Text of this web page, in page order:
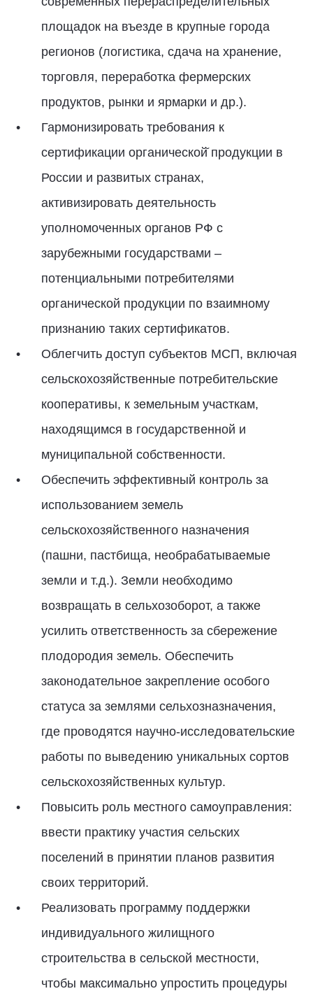
площадок на въезде в крупные города
регионов (логистика, сдача на хранение,
торговля, переработка фермерских
продуктов, рынки и ярмарки и др.).
Гармонизировать требования к
сертификации органической̆ продукции в
России и развитых странах,
активизировать деятельность
уполномоченных органов РФ с
зарубежными государствами –
потенциальными потребителями
органической продукции по взаимному
признанию таких сертификатов.
Облегчить доступ субъектов МСП, включая
сельскохозяйственные потребительские
кооперативы, к земельным участкам,
находящимся в государственной и
муниципальной собственности.
Обеспечить эффективный контроль за
использованием земель
сельскохозяйственного назначения
(пашни, пастбища, необрабатываемые
земли и т.д.). Земли необходимо
возвращать в сельхозоборот, а также
усилить ответственность за сбережение
плодородия земель. Обеспечить
законодательное закрепление особого
статуса за землями сельхозназначения,
где проводятся научно-исследовательские
работы по выведению уникальных сортов
сельскохозяйственных культур.
Повысить роль местного самоуправления:
ввести практику участия сельских
поселений в принятии планов развития
своих территорий.
Реализовать программу поддержки
индивидуального жилищного
строительства в сельской местности,
чтобы максимально упростить процедуры